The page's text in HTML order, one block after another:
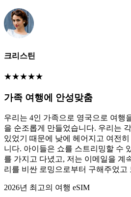
크리스틴
★★★★★
가족 여행에 안성맞춤
우리는 4인 가족으로 영국으로 여행
을 순조롭게 만들었습니다. 우리는
있었기 때문에 낮에 헤어지고 여전
니다. 아이들은 쇼를 스트리밍할 수
를 가지고 다녔고, 저는 이메일을 계
리를 비싼 로밍으로부터 구해주었고
2026년 최고의 여행 eSIM